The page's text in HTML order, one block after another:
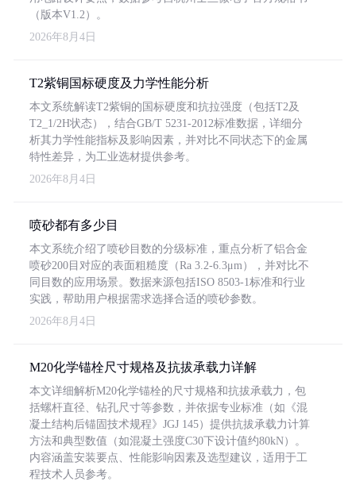
（版本V1.2）。
2026年8月4日
T2紫铜国标硬度及力学性能分析
本文系统解读T2紫铜的国标硬度和抗拉强度（包括T2及
T2_1/2H状态），结合GB/T 5231-2012标准数据，详细分
析其力学性能指标及影响因素，并对比不同状态下的金属
特性差异，为工业选材提供参考。
2026年8月4日
喷砂都有多少目
本文系统介绍了喷砂目数的分级标准，重点分析了铝合金
喷砂200目对应的表面粗糙度（Ra 3.2-6.3μm），并对比不
同目数的应用场景。数据来源包括ISO 8503-1标准和行业
实践，帮助用户根据需求选择合适的喷砂参数。
2026年8月4日
M20化学锚栓尺寸规格及抗拔承载力详解
本文详细解析M20化学锚栓的尺寸规格和抗拔承载力，包
括螺杆直径、钻孔尺寸等参数，并依据专业标准（如《混
凝土结构后锚固技术规程》JGJ 145）提供抗拔承载力计算
方法和典型数值（如混凝土强度C30下设计值约80kN）。
内容涵盖安装要点、性能影响因素及选型建议，适用于工
程技术人员参考。